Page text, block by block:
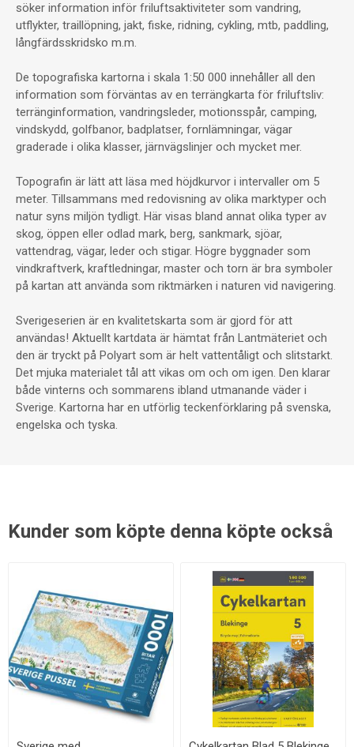
söker information inför friluftsaktiviteter som vandring,
utflykter, traillöpning, jakt, fiske, ridning, cykling, mtb, paddling,
långfärdsskridsko m.m.
De topografiska kartorna i skala 1:50 000 innehåller all den
information som förväntas av en terrängkarta för friluftsliv:
terränginformation, vandringsleder, motionsspår, camping,
vindskydd, golfbanor, badplatser, fornlämningar, vägar
graderade i olika klasser, järnvägslinjer och mycket mer.
Topografin är lätt att läsa med höjdkurvor i intervaller om 5
meter. Tillsammans med redovisning av olika marktyper och
natur syns miljön tydligt. Här visas bland annat olika typer av
skog, öppen eller odlad mark, berg, sankmark, sjöar,
vattendrag, vägar, leder och stigar. Högre byggnader som
vindkraftverk, kraftledningar, master och torn är bra symboler
på kartan att använda som riktmärken i naturen vid navigering.
Sverigeserien är en kvalitetskarta som är gjord för att
användas! Aktuellt kartdata är hämtat från Lantmäteriet och
den är tryckt på Polyart som är helt vattentåligt och slitstarkt.
Det mjuka materialet tål att vikas om och om igen. Den klarar
både vinterns och sommarens ibland utmanande väder i
Sverige. Kartorna har en utförlig teckenförklaring på svenska,
engelska och tyska.
Kunder som köpte denna köpte också